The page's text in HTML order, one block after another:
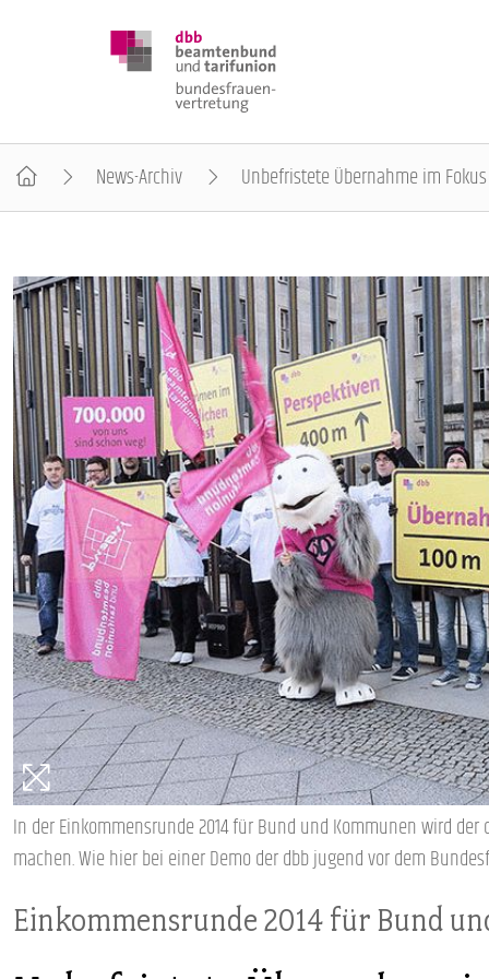
BUNDESTAGSWAHL 2025
POSITIONEN
SCHWERPUNKTTHEMEN
PUBLIKATIONEN
TERMINE & VERANSTALTUNGEN
MITGLIEDSCHAFT & SERVICE
News-Archiv Unbefristete Übernahme im Fokus
In der Einkommensrunde 2014 für Bund und Kommunen wird
machen. Wie hier bei einer Demo der dbb jugend vor dem
Einkommensrunde 2014 für Bund